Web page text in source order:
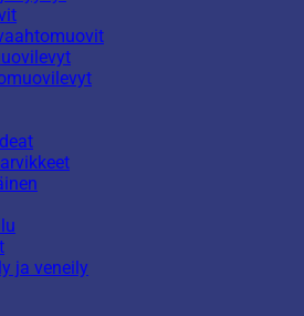
ja veneily